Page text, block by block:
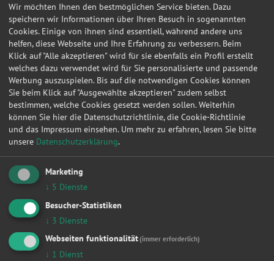
Wir möchten Ihnen den bestmöglichen Service bieten. Dazu
speichern wir Informationen über Ihren Besuch in sogenannten
Cookies. Einige von ihnen sind essentiell, während andere uns
helfen, diese Webseite und Ihre Erfahrung zu verbessern. Beim
Klick auf "Alle akzeptieren" wird für sie ebenfalls ein Profil erstellt
welches dazu verwendet wird für Sie personalisierte und passende
Werbung auszuspielen. Bis auf die notwendigen Cookies können
Sie beim Klick auf "Ausgewählte akzeptieren" zudem selbst
bestimmen, welche Cookies gesetzt werden sollen. Weiterhin
können Sie hier die Datenschutzrichtlinie, die Cookie-Richtlinie
und das Impressum einsehen. Um mehr zu erfahren, lesen Sie bitte
unsere Datenschutzerklärung.
Marketing
↓ 5 Dienste
Besucher-Statistiken
↓ 3 Dienste
Webseiten funktionalität(immer erforderlich)
↓ 1 Dienst